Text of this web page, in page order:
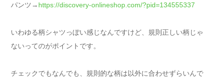
パンツ→ https://discovery-onlineshop.com/?pid=134555337
いわゆる柄シャツっぽい感じなんですけど、規則正しい柄じゃ
ないってのがポイントです。
チェックでもなんでも、規則的な柄は以外に合わせずらいんで